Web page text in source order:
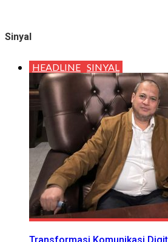
Sinyal
HEADLINE SINYAL